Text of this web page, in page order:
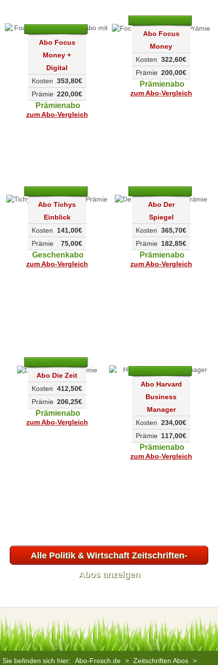
Abo Focus
Money +
Digital
353,80€
Kosten
220,00€
Prämie
Prämienabo
zum Abo-Vergleich
Abo Focus
Money
322,60€
Kosten
200,00€
Prämie
Prämienabo
zum Abo-Vergleich
Abo Tichys
Einblick
141,00€
Kosten
75,00€
Prämie
Geschenkabo
zum Abo-Vergleich
Abo Der
Spiegel
365,70€
Kosten
182,85€
Prämie
Prämienabo
zum Abo-Vergleich
Abo Die Zeit
412,50€
Kosten
206,25€
Prämie
Prämienabo
zum Abo-Vergleich
Abo Harvard
Business
Manager
234,00€
Kosten
117,00€
Prämie
Prämienabo
zum Abo-Vergleich
Alle Politik & Wirtschaft Zeitschriften-
Abos anzeigen
Sie befinden sich hier: Abo-Frosch.de > Zeitschriften Abos >